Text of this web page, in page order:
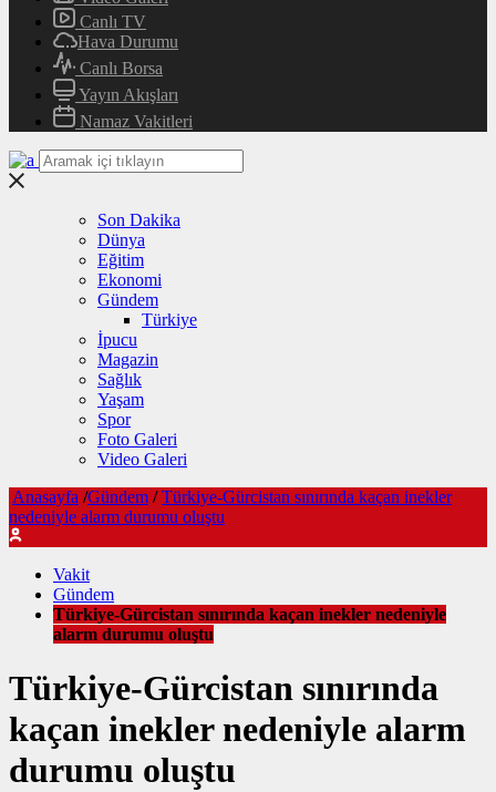
Canlı TV
Hava Durumu
Canlı Borsa
Yayın Akışları
Namaz Vakitleri
Son Dakika
Dünya
Eğitim
Ekonomi
Gündem
Türkiye
İpucu
Magazin
Sağlık
Yaşam
Spor
Foto Galeri
Video Galeri
Anasayfa /Gündem / Türkiye-Gürcistan sınırında kaçan inekler
nedeniyle alarm durumu oluştu
Vakit
Gündem
Türkiye-Gürcistan sınırında kaçan inekler nedeniyle
alarm durumu oluştu
Türkiye-Gürcistan sınırında
kaçan inekler nedeniyle alarm
durumu oluştu